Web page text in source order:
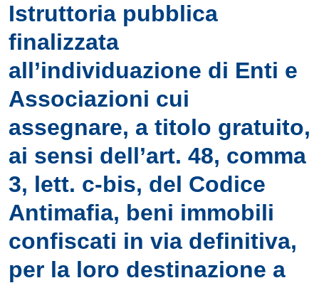
Istruttoria pubblica
finalizzata
all’individuazione di Enti e
Associazioni cui
assegnare, a titolo gratuito,
ai sensi dell’art. 48, comma
3, lett. c-bis, del Codice
Antimafia, beni immobili
confiscati in via definitiva,
per la loro destinazione a